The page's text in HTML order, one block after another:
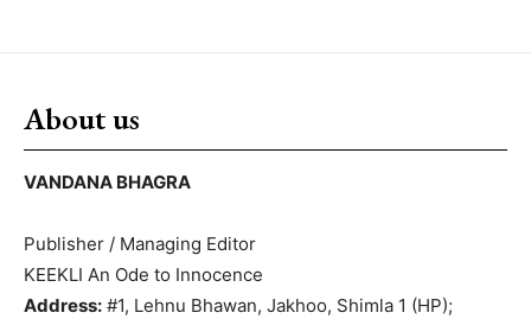
About us
VANDANA BHAGRA
Publisher / Managing Editor
KEEKLI An Ode to Innocence
Address: #1, Lehnu Bhawan, Jakhoo, Shimla 1 (HP);